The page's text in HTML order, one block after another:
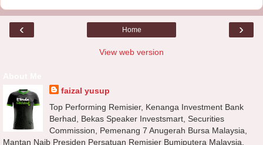
‹ ›
Home
View web version
faizal yusup
Top Performing Remisier, Kenanga Investment Bank
Berhad, Bekas Speaker Investsmart, Securities
Commission, Pemenang 7 Anugerah Bursa Malaysia,
Mantan Naib Presiden Persatuan Remisier Bumiputera Malaysia,